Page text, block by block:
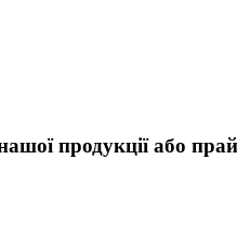
продукції або